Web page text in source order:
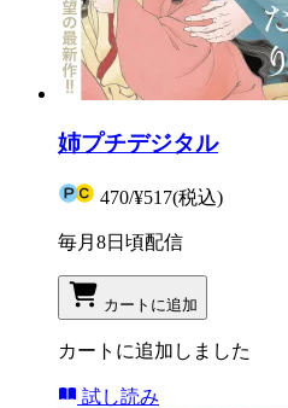
姉プチデジタル
470/¥517(税込)
毎月8日頃配信
カートに追加
カートに追加しました
試し読み